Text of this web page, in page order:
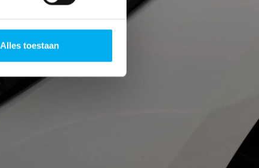
Alles toestaan